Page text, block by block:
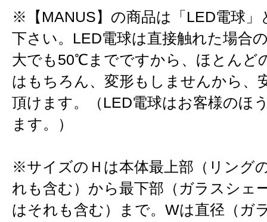
※【MANUS】の商品は「LED電球」
下さい。LED電球は直接触れた場合
大でも50℃までですから、ほとんど
はもちろん、変形もしませんから、
頂けます。（LED電球はお客様のほ
ます。）
※サイズのＨは本体最上部（リング
れも含む）から最下部（ガラスシェ
はそれも含む）まで。Wは直径（ガ